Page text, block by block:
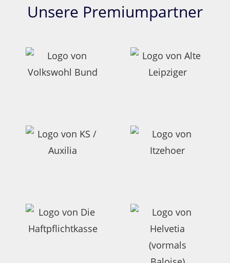
Unsere Premiumpartner